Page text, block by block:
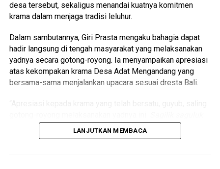
desa tersebut, sekaligus menandai kuatnya komitmen
krama dalam menjaga tradisi leluhur.
Dalam sambutannya, Giri Prasta mengaku bahagia dapat
hadir langsung di tengah masyarakat yang melaksanakan
yadnya secara gotong-royong. Ia menyampaikan apresiasi
atas kekompakan krama Desa Adat Mengandang yang
bersama-sama menjalankan upacara sesuai dresta Bali.
salunglung sabayantaka, paras paros sarpanaya,” ujarnya.
LANJUTKAN MEMBACA